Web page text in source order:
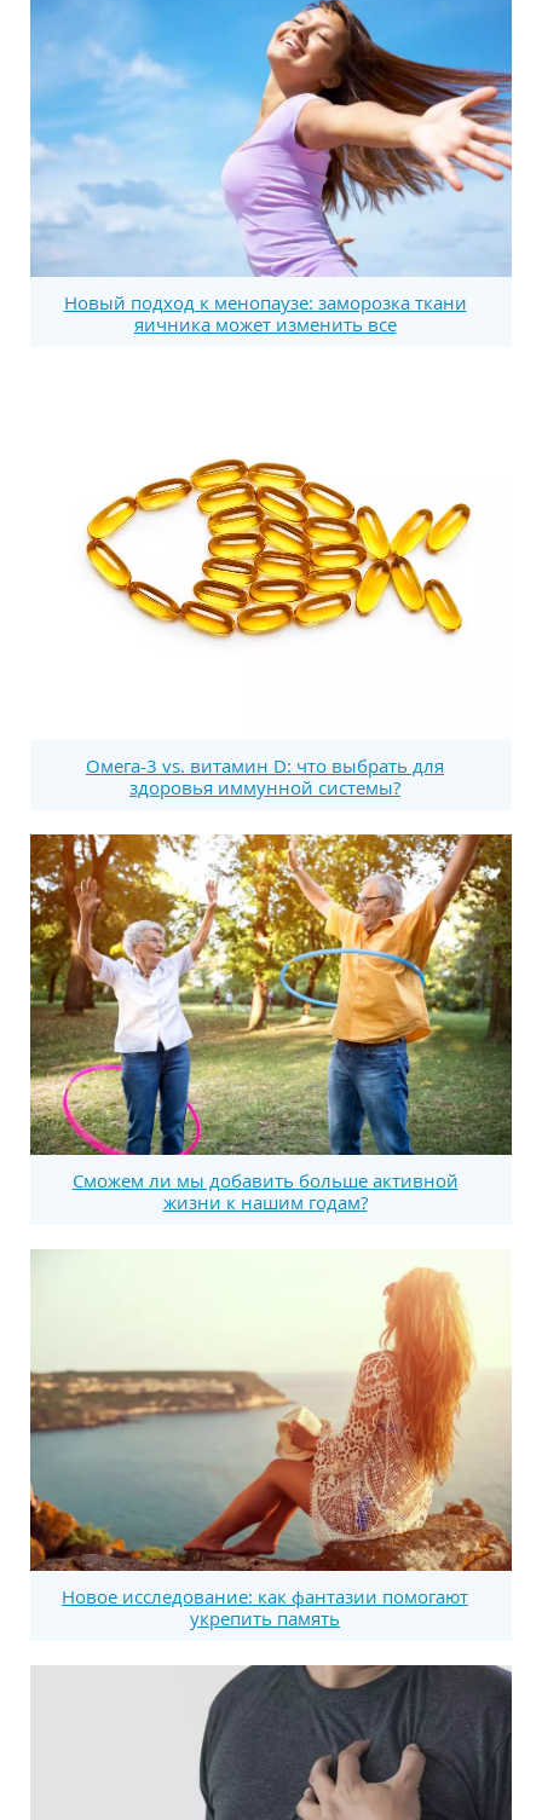
Новый подход к менопаузе: заморозка ткани
яичника может изменить все
Омега-3 vs. витамин D: что выбрать для
здоровья иммунной системы?
Сможем ли мы добавить больше активной
жизни к нашим годам?
Новое исследование: как фантазии помогают
укрепить память